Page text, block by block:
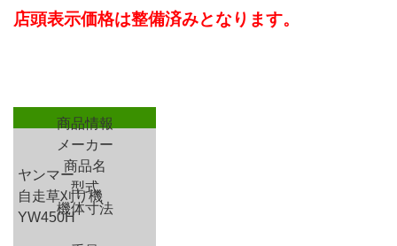
店頭表示価格は整備済みとなります。
商品情報
メーカー
ヤンマー
商品名
自走草刈り機
型式
YW450H
機体寸法